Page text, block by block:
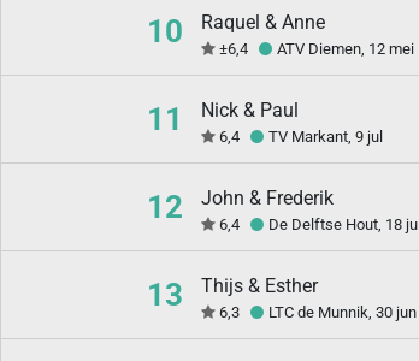
10 Raquel & Anne
±6,4 ATV Diemen, 12 mei
11 Nick & Paul
6,4 TV Markant, 9 jul
12 John & Frederik
6,4 De Delftse Hout, 18 jul
13 Thijs & Esther
6,3 LTC de Munnik, 30 jun